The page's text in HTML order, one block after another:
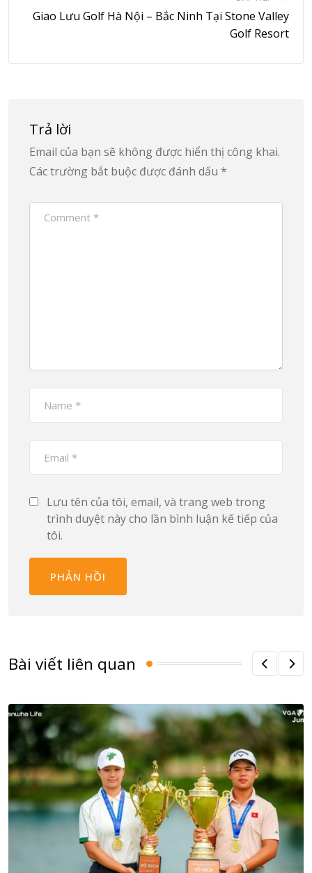
Giao Lưu Golf Hà Nội – Bắc Ninh Tại Stone Valley
Golf Resort
Trả lời
Email của bạn sẽ không được hiển thị công khai.
Các trường bắt buộc được đánh dấu *
Lưu tên của tôi, email, và trang web trong
trình duyệt này cho lần bình luận kế tiếp của
tôi.
Bài viết liên quan